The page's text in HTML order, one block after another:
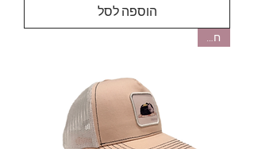
הוספה לסל
חדש